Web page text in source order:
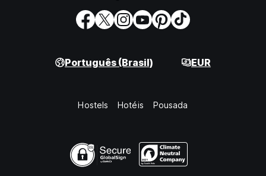
Português (Brasil) EUR
Hostels Hotéis Pousada